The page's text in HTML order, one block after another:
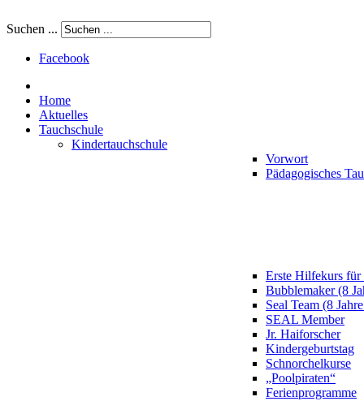
Suchen ...
Facebook
Home
Aktuelles
Tauchschule
Kindertauchschule
Vorwort
Pädagogisches
Erste Hilfekurs
Bubblemaker (8
Seal Team (8
SEAL Member
Jr. Haiforscher
Kindergeburtstag
Schnorchelkurse
„Poolpiraten“
Ferienprogramme